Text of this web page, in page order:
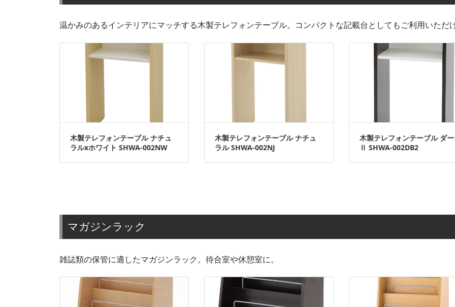
温かみのあるインテリアにマッチする木製テレフォンテーブル。コンパクトな記載台としてもご利用いただ
木製テレフォンテーブル ナチュ
ラルxホワイト SHWA-002NW
木製テレフォンテーブル ナチュ
ラル SHWA-002NJ
木製テレフォンテーブル ダー
Ⅱ SHWA-002DB2
マガジンラック
雑誌類の保管に適したマガジンラック。待合室や休憩室に。